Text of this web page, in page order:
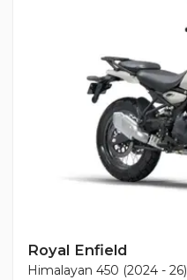
Royal Enfield
Himalayan 450 (2024 - 26)